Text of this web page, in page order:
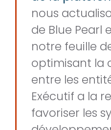
nous
de Blue Pearl
notre feuille
optimisant la
entre les
Exécutif a la
favoriser les